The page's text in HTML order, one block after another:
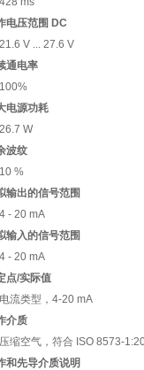
电压范围 DC
21.6 V ... 27.6 V
通电率
100%
电源功耗
26.7 W
波纹
10 %
输出的信号范围
4 - 20 mA
输入的信号范围
4 - 20 mA
点/实际值
电流类型，4-20 mA
介质
压缩空气，符合 ISO 8573-
和先导介质说明